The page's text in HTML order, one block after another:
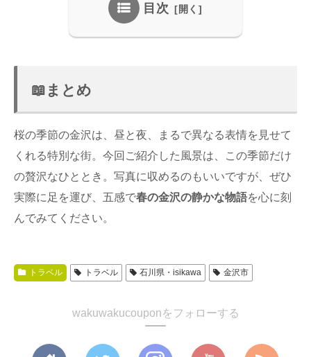
目次
📖まとめ
桜の季節の金沢は、昼と夜、まるで異なる表情を見せて
くれる特別な街。今回ご紹介した風景は、この季節だけ
の贅沢なひととき。写真に収めるのもいいですが、ぜひ
実際に足を運び、五感で春の金沢の静かな物語を心に刻
んでみてください。
トラベル トラベル 石川県・isikawa 金沢市
wakuwakucouponをフォローする